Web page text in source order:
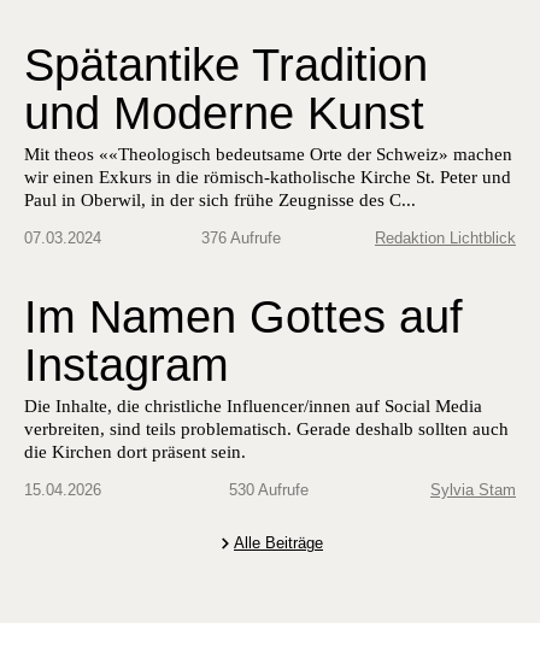
Spätantike Tradition
und Moderne Kunst
Mit theos ««Theologisch bedeutsame Orte der Schweiz» machen
wir einen Exkurs in die römisch-katholische Kirche St. Peter und
Paul in Oberwil, in der sich frühe Zeugnisse des C...
07.03.2024 376 Aufrufe Redaktion Lichtblick
Im Namen Gottes auf
Instagram
Die Inhalte, die christliche Influencer/innen auf Social Media
verbreiten, sind teils problematisch. Gerade deshalb sollten auch
die Kirchen dort präsent sein.
15.04.2026 530 Aufrufe Sylvia Stam
Alle Beiträge